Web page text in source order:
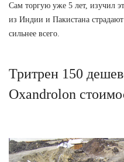
Сам торгую уже 5 лет, изучил
из Индии и Пакистана
сильнее всего.
Тритрен 150
Oxandrolon